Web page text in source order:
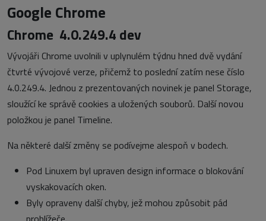
Google Chrome
Chrome 4.0.249.4 dev
Vývojáři Chrome uvolnili v uplynulém týdnu hned dvě vydání
čtvrté vývojové verze, přičemž to poslední zatím nese číslo
4.0.249.4. Jednou z prezentovaných novinek je panel Storage,
sloužící ke správě cookies a uložených souborů. Další novou
položkou je panel Timeline.
Na některé další změny se podívejme alespoň v bodech.
Pod Linuxem byl upraven design informace o blokování
vyskakovacích oken.
Byly opraveny další chyby, jež mohou způsobit pád